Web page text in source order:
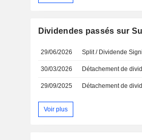
Dividendes passés sur
29/06/2026 Split / Dividende
30/03/2026 Détachement de
29/09/2025 Détachement de
Voir plus